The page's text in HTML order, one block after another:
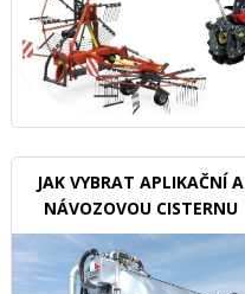
JAK VYBRAT APLIKAČNÍ A
NÁVOZOVOU CISTERNU